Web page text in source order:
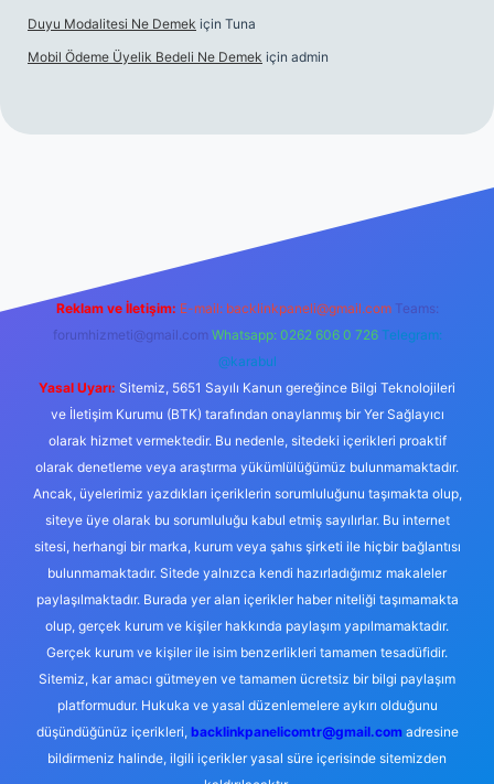
Duyu Modalitesi Ne Demek için Tuna
Mobil Ödeme Üyelik Bedeli Ne Demek için admin
Reklam ve İletişim: E-mail: backlinkpaneli@gmail.com Teams:
forumhizmeti@gmail.com Whatsapp: 0262 606 0 726 Telegram:
@karabul
Yasal Uyarı: Sitemiz, 5651 Sayılı Kanun gereğince Bilgi Teknolojileri
ve İletişim Kurumu (BTK) tarafından onaylanmış bir Yer Sağlayıcı
olarak hizmet vermektedir. Bu nedenle, sitedeki içerikleri proaktif
olarak denetleme veya araştırma yükümlülüğümüz bulunmamaktadır.
Ancak, üyelerimiz yazdıkları içeriklerin sorumluluğunu taşımakta olup,
siteye üye olarak bu sorumluluğu kabul etmiş sayılırlar. Bu internet
sitesi, herhangi bir marka, kurum veya şahıs şirketi ile hiçbir bağlantısı
bulunmamaktadır. Sitede yalnızca kendi hazırladığımız makaleler
paylaşılmaktadır. Burada yer alan içerikler haber niteliği taşımamakta
olup, gerçek kurum ve kişiler hakkında paylaşım yapılmamaktadır.
Gerçek kurum ve kişiler ile isim benzerlikleri tamamen tesadüfidir.
Sitemiz, kar amacı gütmeyen ve tamamen ücretsiz bir bilgi paylaşım
platformudur. Hukuka ve yasal düzenlemelere aykırı olduğunu
düşündüğünüz içerikleri, backlinkpanelicomtr@gmail.comadresine
bildirmeniz halinde, ilgili içerikler yasal süre içerisinde sitemizden